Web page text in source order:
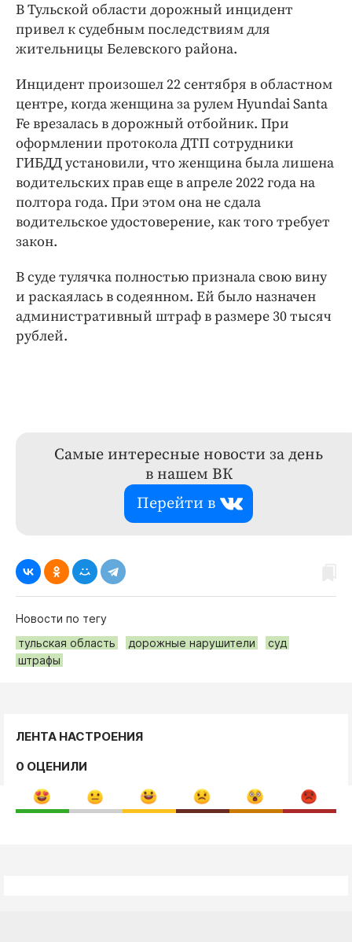
В Тульской области дорожный инцидент
привел к судебным последствиям для
жительницы Белевского района.
Инцидент произошел 22 сентября в областном
центре, когда женщина за рулем Hyundai Santa
Fe врезалась в дорожный отбойник. При
оформлении протокола ДТП сотрудники
ГИБДД установили, что женщина была лишена
водительских прав еще в апреле 2022 года на
полтора года. При этом она не сдала
водительское удостоверение, как того требует
закон.
В суде тулячка полностью признала свою вину
и раскаялась в содеянном. Ей было назначен
административный штраф в размере 30 тысяч
рублей.
Самые интересные новости за день
в нашем ВК
Перейти в
Новости по тегу
тульская область
дорожные нарушители
суд
штрафы
ЛЕНТА НАСТРОЕНИЯ
0 ОЦЕНИЛИ